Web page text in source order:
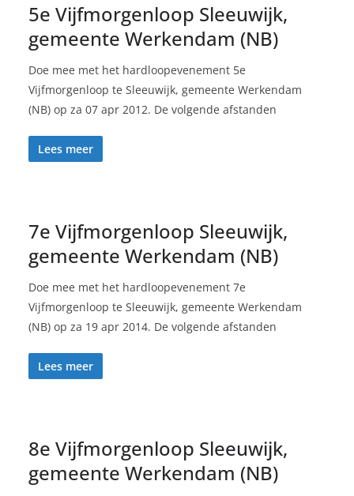
5e Vijfmorgenloop Sleeuwijk,
gemeente Werkendam (NB)
Doe mee met het hardloopevenement 5e
Vijfmorgenloop te Sleeuwijk, gemeente Werkendam
(NB) op za 07 apr 2012. De volgende afstanden
Lees meer
7e Vijfmorgenloop Sleeuwijk,
gemeente Werkendam (NB)
Doe mee met het hardloopevenement 7e
Vijfmorgenloop te Sleeuwijk, gemeente Werkendam
(NB) op za 19 apr 2014. De volgende afstanden
Lees meer
8e Vijfmorgenloop Sleeuwijk,
gemeente Werkendam (NB)